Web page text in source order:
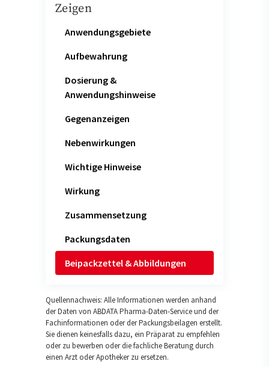
Zeigen
Anwendungsgebiete
Aufbewahrung
Dosierung &
Anwendungshinweise
Gegenanzeigen
Nebenwirkungen
Wichtige Hinweise
Wirkung
Zusammensetzung
Packungsdaten
Beipackzettel & Abbildungen
Quellennachweis: Alle Informationen werden anhand
der Daten von ABDATA Pharma-Daten-Service und der
Fachinformationen oder der Packungsbeilagen erstellt.
Sie dienen keinesfalls dazu, ein Präparat zu empfehlen
oder zu bewerben oder die fachliche Beratung durch
einen Arzt oder Apotheker zu ersetzen.